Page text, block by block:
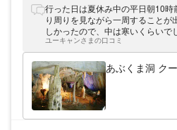
と言われる多
す。鍾乳石は
されており、
演出用の調
界」をはじ
トーンなど
お、コースは
般コース」
行った日は夏休み中の平日朝10時
り周りを見ながら一周すること
しかったので、中は寒いくらいで
ついての案内看板が子ども向けに
良かったです。
ユーキャンさまの口コミ
あぶくま洞 ク